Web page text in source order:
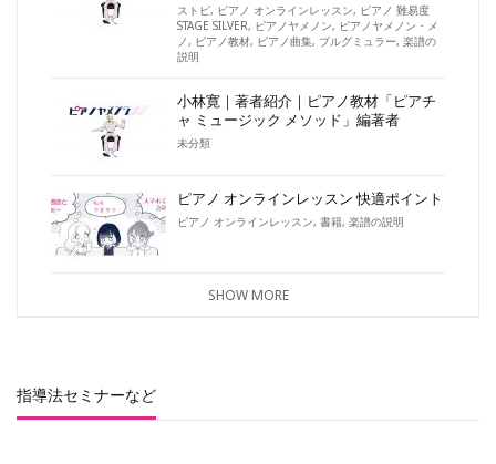
ストピ, ピアノ オンラインレッスン, ピアノ 難易度
STAGE SILVER, ピアノヤメノン, ピアノヤメノン・メ
ノ , ピアノ教材, ピアノ曲集, ブルグミュラー, 楽譜の
説明
小林寛｜著者紹介｜ピアノ教材「ピアチ
ャ ミュージック メソッド」編著者
未分類
ピアノ オンラインレッスン 快適ポイント
ピアノ オンラインレッスン, 書籍, 楽譜の説明
SHOW MORE
指導法セミナーなど